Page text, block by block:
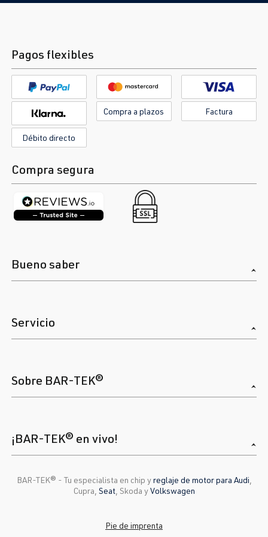
Pagos flexibles
Compra a plazos Factura
Débito directo
Compra segura
Bueno saber
Servicio
Sobre BAR-TEK®
¡BAR-TEK® en vivo!
BAR-TEK®️ - Tu especialista en chip yreglaje de motor para Audi
Cupra, Seat, Skoda yVolkswagen
Pie de imprenta